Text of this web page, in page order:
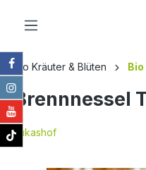
Bio Kräuter & Blüten
Brennnessel
Lukashof